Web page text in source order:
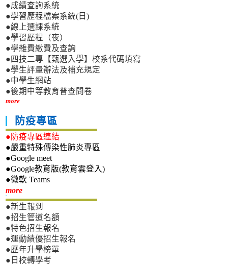
●成績查詢系統
●學習歷程檔案系統(日)
●線上選課系統
●學習歷程（夜）
●學雜費繳費及查詢
●四技二專【甄選入學】校系代碼填寫
●學生評量辦法及補充規定
●中學生網站
●後期中等教育普查問卷
more
防疫專區
●防疫專區連結
●嚴重特殊傳染性肺炎專區
●Google meet
●Google教育版(教育雲登入)
●微軟 Teams
more新生專區
●新生報到
●招生管道名額
●特色招生報名
●運動績優招生報名
●歷年升學榜單
●日校轉學考